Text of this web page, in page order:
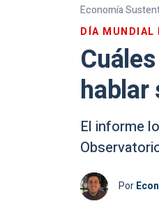
Economía
DÍA MUNDIAL
hablar
El informe
Por